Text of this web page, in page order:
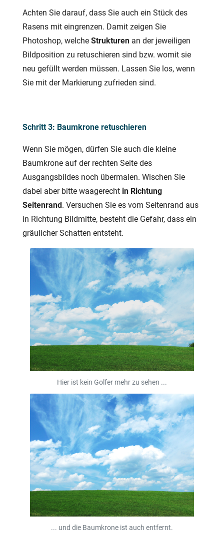
Achten Sie darauf, dass Sie auch ein Stück des
Rasens mit eingrenzen. Damit zeigen Sie
Photoshop, welche Strukturen an der jeweiligen
Bildposition zu retuschieren sind bzw. womit sie
neu gefüllt werden müssen. Lassen Sie los, wenn
Sie mit der Markierung zufrieden sind.
Schritt 3: Baumkrone retuschieren
Wenn Sie mögen, dürfen Sie auch die kleine
Baumkrone auf der rechten Seite des
Ausgangsbildes noch übermalen. Wischen Sie
dabei aber bitte waagerecht in Richtung
Seitenrand . Versuchen Sie es vom Seitenrand aus
in Richtung Bildmitte, besteht die Gefahr, dass ein
gräulicher Schatten entsteht.
Hier ist kein Golfer mehr zu sehen ...
... und die Baumkrone ist auch entfernt.